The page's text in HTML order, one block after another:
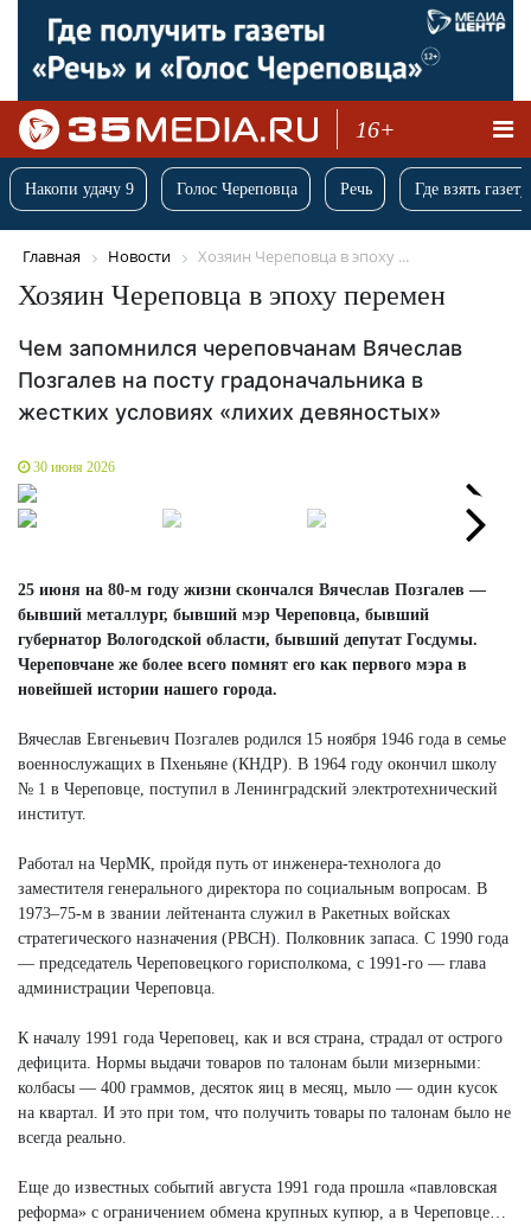
16+
Накопи удачу 9 Голос Череповца Речь Где взять
Главная Новости Хозяин Череповца в эпоху ...
Хозяин Череповца в эпоху перемен
Чем запомнился череповчанам Вячеслав
Позгалев на посту градоначальника в
жестких условиях «лихих девяностых»
30 июня 2026
Next
25 июня на 80-м году жизни скончался Вячеслав Позгалев —
бывший металлург, бывший мэр Череповца, бывший
губернатор Вологодской области, бывший депутат Госдумы.
Череповчане же более всего помнят его как первого мэра в
новейшей истории нашего города.
Вячеслав Евгеньевич Позгалев родился 15 ноября 1946 года в семье
военнослужащих в Пхеньяне (КНДР). В 1964 году окончил школу
№ 1 в Череповце, поступил в Ленинградский электротехнический
институт.
Работал на ЧерМК, пройдя путь от инженера-технолога до
заместителя генерального директора по социальным вопросам. В
1973–75-м в звании лейтенанта служил в Ракетных войсках
стратегического назначения (РВСН). Полковник запаса. С 1990 года
— председатель Череповецкого горисполкома, с 1991-го — глава
администрации Череповца.
К началу 1991 года Череповец, как и вся страна, страдал от острого
дефицита. Нормы выдачи товаров по талонам были мизерными:
колбасы — 400 граммов, десяток яиц в месяц, мыло — один кусок
на квартал. И это при том, что получить товары по талонам было не
всегда реально.
Еще до известных событий августа 1991 года прошла «павловская
реформа» с ограничением обмена крупных купюр, а в Череповце…